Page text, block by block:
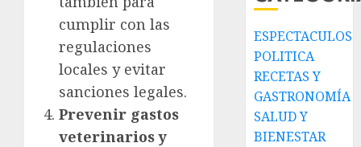
cumplir con las
regulaciones
locales y evitar
sanciones legales.
Prevenir gastos
veterinarios y
ESPECTACULOS
POLITICA
RECETAS Y
GASTRONOMÍA
SALUD Y
BIENESTAR